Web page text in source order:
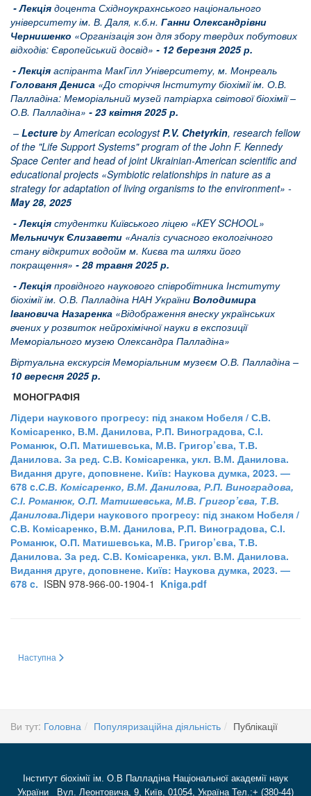
- Лекція доцента Східноукрахнського національного
університету ім. В. Даля, к.б.н. Ганни Олександрівни
Чернишенко «Організація зон для збору твердих побутових
відходів: Європейський досвід» - 12 березня 2025 р.
- Лекція аспіранта МакГілл Університету, м. Монреаль
Голованя Дениса «До сторіччя Інституту біохімії ім. О.В.
Палладіна: Меморіальний музей патріарха світової біохімії –
О.В. Палладіна» - 23 квітня 2025 р.
– Lecture by American ecologystP.V. Chetyrkin, research fellow
of the "Life Support Systems" program of the John F. Kennedy
Space Center and head of joint Ukrainian-American scientific and
educational projects «Symbiotic relationships in nature as a
strategy for adaptation of living organisms to the environment» -
May 28, 2025
-Лекція студентки Київського ліцею «KEY SCHOOL»
Мельничук Єлизавети «Аналіз сучасного екологічного
стану відкритих водойм м. Києва та шляхи його
покращення» - 28 травня 2025р.
- Лекція провідного наукового співробітника Інституту
біохімії ім. О.В. Палладіна НАН України Володимира
Івановича Назаренка «Відображення внеску українських
вчених у розвиток нейрохімічної науки в експозиції
Меморіального музею Олександра Палладіна»
Віртуальна екскурсія Меморіальним музеєм О.В. Палладіна –
10 вересня 2025 р.
МОНОГРАФІЯ
Лідери наукового прогресу: під знаком Нобеля / С.В.
Комісаренко, В.М. Данилова, Р.П. Виноградова, С.І.
Романюк, О.П. Матишевська, М.В. Григор’єва, Т.В.
Данилова. За ред. С.В. Комісаренка, укл. В.М. Данилова.
Видання друге, доповнене. Київ: Наукова думка, 2023. —
678 c.С.В. Комісаренко, В.М. Данилова, Р.П. Виноградова,
С.І. Романюк, О.П. Матишевська, М.В. Григор’єва, Т.В.
Данилова.Лідери наукового прогресу: під знаком Нобеля /
С.В. Комісаренко, В.М. Данилова, Р.П. Виноградова, С.І.
Романюк, О.П. Матишевська, М.В. Григор’єва, Т.В.
Данилова. За ред. С.В. Комісаренка, укл. В.М. Данилова.
Видання друге, доповнене. Київ: Наукова думка, 2023. —
678 c. ISBN 978-966-00-1904-1 Kniga.pdf
Наступна стаття: Семінари Лекторію 2021-2024 р.
Наступна
Ви тут: Головна Популяризаційна діяльність Публікації
Інститут біохімії ім. О.В Палладіна Національної академії наук
України Вул. Леонтовича, 9, Київ, 01054, Україна Тел.:+ (380-44)